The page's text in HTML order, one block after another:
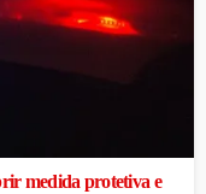
medida protetiva e